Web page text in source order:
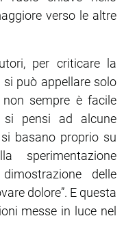
verso le altre
per criticare la
può appellare solo
sempre è facile
si pensi ad alcune
basano proprio su
sperimentazione
delle
dolore”. E questa
messe in luce nel